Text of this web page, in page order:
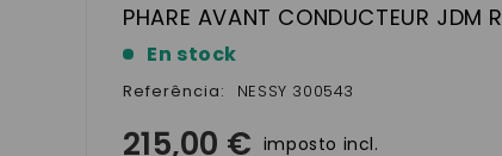
PHARE AVANT CONDUCTEUR JDM
En stock
Referência: NESSY 300543
215,00 € imposto incl.